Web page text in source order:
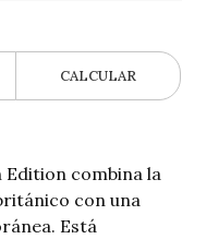
CALCULAR
Edition combina la
con una
Está